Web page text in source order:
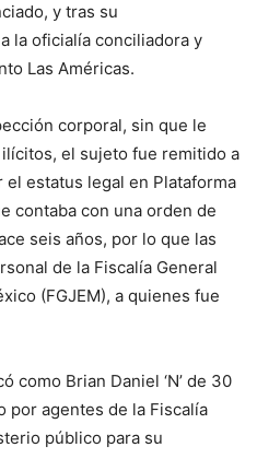
y tras su
la oficialía conciliadora y
Las Américas.
corporal, sin que le
el sujeto fue remitido a
estatus legal en Plataforma
contaba con una orden de
seis años, por lo que las
de la Fiscalía General
(FGJEM), a quienes fue
como Brian Daniel ‘N’ de 30
por agentes de la Fiscalía
público para su